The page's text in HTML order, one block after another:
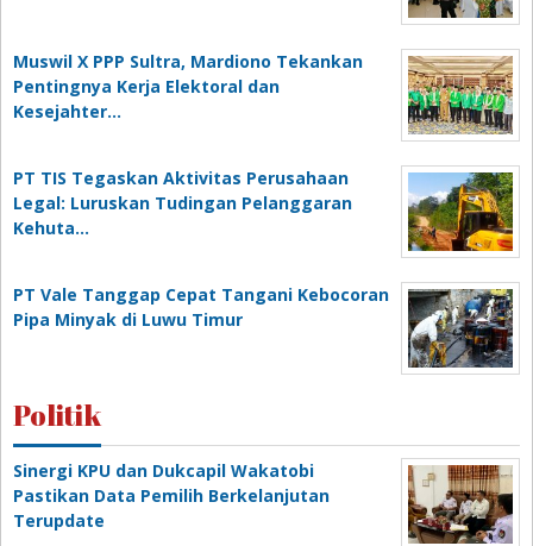
Muswil X PPP Sultra, Mardiono Tekankan
Pentingnya Kerja Elektoral dan
Kesejahter…
PT TIS Tegaskan Aktivitas Perusahaan
Legal: Luruskan Tudingan Pelanggaran
Kehuta…
PT Vale Tanggap Cepat Tangani Kebocoran
Pipa Minyak di Luwu Timur
Politik
Sinergi KPU dan Dukcapil Wakatobi
Pastikan Data Pemilih Berkelanjutan
Terupdate